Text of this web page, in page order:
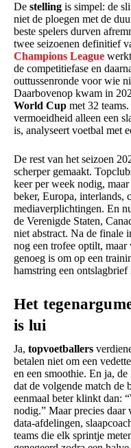
De stelling is simpel: de
niet de ploegen met de
beste spelers durven
twee seizoenen definitief
Champions League
de competitiefase en
outtussenronde voor wie
Daarbovenop kwam in
World Cup met 32
vermoeidheid alleen een
is, analyseert voetbal met
De rest van het seizoen
scherper gemaakt.
keer per week nodig,
beker, Europa, interlands,
mediaverplichtingen. En
de Verenigde Staten,
niet abstract. Na de finale
nog een trofee optilt,
genoeg is om op een
hamstring een ontslagbrief
Het
is lui
Ja, topvoetballers
betalen niet om een
en een smoothie. En ja,
dat de volgende match de
eenmaal beter klinkt dan:
nodig.” Maar precies
data-afdelingen,
teams die elk sprintje